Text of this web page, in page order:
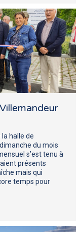
halle de
du mois
s’est tenu à
présents
mais qui
temps pour